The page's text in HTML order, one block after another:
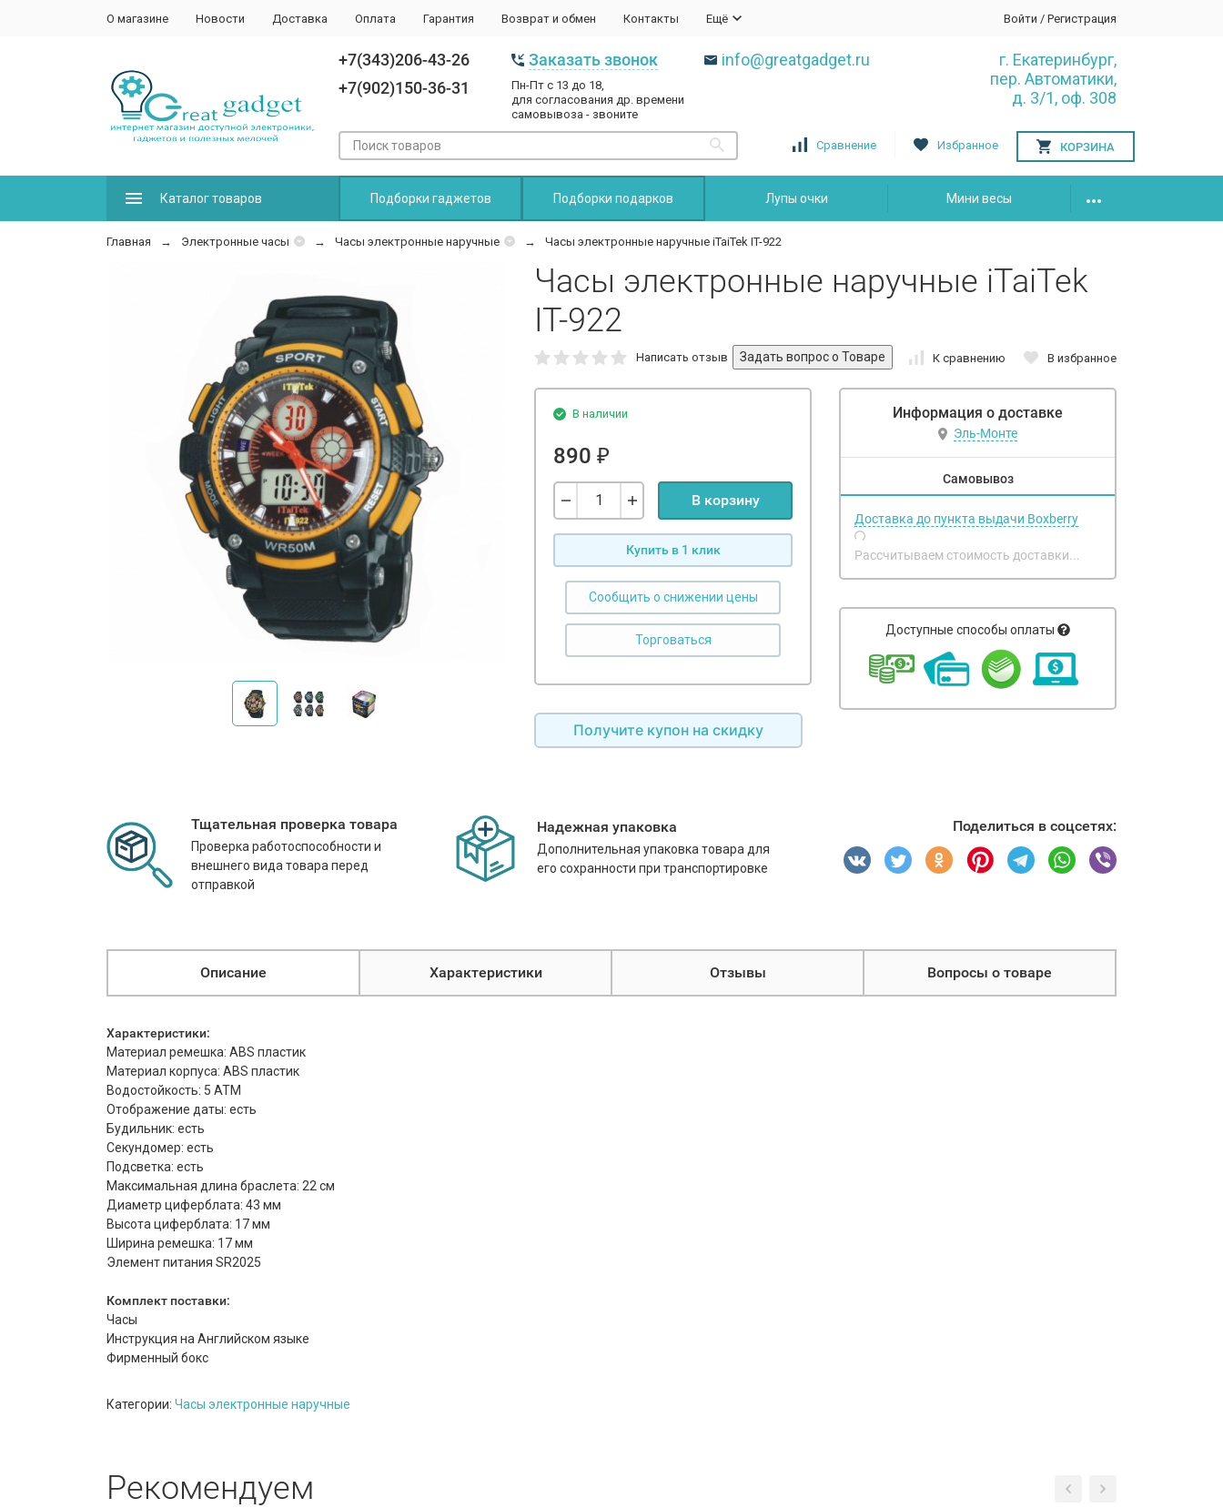
О магазине Новости Доставка Оплата Гарантия Возврат и обмен Контакты Ещё Войти / Регистрация
+7(343)206-43-26
+7(902)150-36-31
Заказать звонок
Пн-Пт с 13 до 18,
для согласования др. времени
самовывоза - звоните
info@greatgadget.ru
г. Екатеринбург,
пер. Автоматики,
д. 3/1, оф. 308
Сравнение Избранное КОРЗИНА
Каталог товаров Подборки гаджетов Подборки подарков Лупы очки Мини весы
Главная Электронные часы Часы электронные наручные Часы электронные наручные iTaiTek IT-922
Часы электронные наручные iTaiTek
IT-922
Написать отзыв К сравнению В избранное
В наличии
890 ₽
В корзину
Купить в 1 клик
Сообщить о снижении цены
Получите купон на скидку
Информация о доставке
Эль-Монте
Самовывоз
Доставка до пункта выдачи Boxberry
Рассчитываем стоимость доставки...
Доступные способы оплаты
Тщательная проверка товара
Проверка работоспособности и
внешнего вида товара перед
отправкой
Надежная упаковка
Дополнительная упаковка товара для
его сохранности при транспортировке
Поделиться в соцсетях:
Описание Характеристики Отзывы Вопросы о товаре
Характеристики:
Материал ремешка: ABS пластик
Материал корпуса: ABS пластик
Водостойкость: 5 АТМ
Отображение даты: есть
Будильник: есть
Секундомер: есть
Подсветка: есть
Максимальная длина браслета: 22 см
Диаметр циферблата: 43 мм
Высота циферблата: 17 мм
Ширина ремешка: 17 мм
Элемент питания SR2025
Комплект поставки:
Часы
Инструкция на Английском языке
Фирменный бокс
Категории: Часы электронные наручные
Рекомендуем